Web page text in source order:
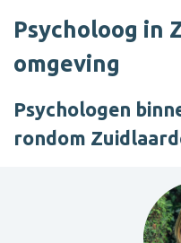
Psycholoog in
omgeving
Psychologen
rondom